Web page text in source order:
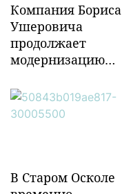
Компания Бориса
Ушеровича
продолжает
модернизацию
инфраструктуры в
Забайкалье
В Старом Осколе